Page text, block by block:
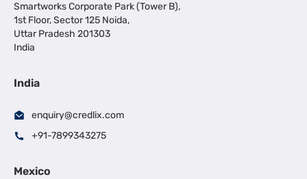
Smartworks Corporate Park (Tower B),
1st Floor, Sector 125 Noida,
Uttar Pradesh 201303
India
India
enquiry@credlix.com
+91-7899343275
Mexico